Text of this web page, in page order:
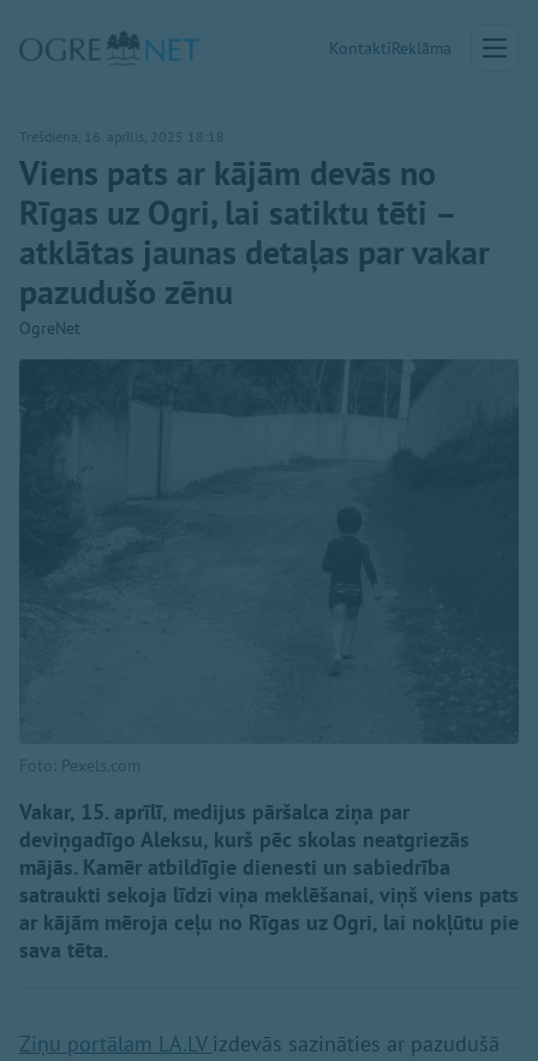
KontaktiReklāma
Trešdiena, 16. aprīlis, 2025 18:18
Viens pats ar kājām devās no
Rīgas uz Ogri, lai satiktu tēti –
atklātas jaunas detaļas par vakar
pazudušo zēnu
OgreNet
Foto: Pexels.com
Vakar, 15. aprīlī, medijus pāršalca ziņa par
deviņgadīgo Aleksu, kurš pēc skolas neatgriezās
mājās. Kamēr atbildīgie dienesti un sabiedrība
satraukti sekoja līdzi viņa meklēšanai, viņš viens pats
ar kājām mēroja ceļu no Rīgas uz Ogri, lai nokļūtu pie
sava tēta.
Ziņu portālam LA.LV izdevās sazināties ar pazudušā